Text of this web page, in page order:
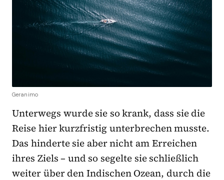
Geranimo
Unterwegs wurde sie so krank, dass sie die
Reise hier kurzfristig unterbrechen musste.
Das hinderte sie aber nicht am Erreichen
ihres Ziels – und so segelte sie schließlich
weiter über den Indischen Ozean, durch die